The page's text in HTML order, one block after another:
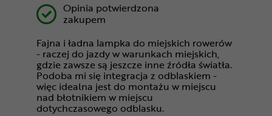
Opinia potwierdzona
zakupem
Fajna i ładna lampka do miejskich rowerów
- raczej do jazdy w warunkach miejskich,
gdzie zawsze są jeszcze inne źródła światła.
Podoba mi się integracja z odblaskiem -
więc idealna jest do montażu w miejscu
nad błotnikiem w miejscu
dotychczasowego odblasku.